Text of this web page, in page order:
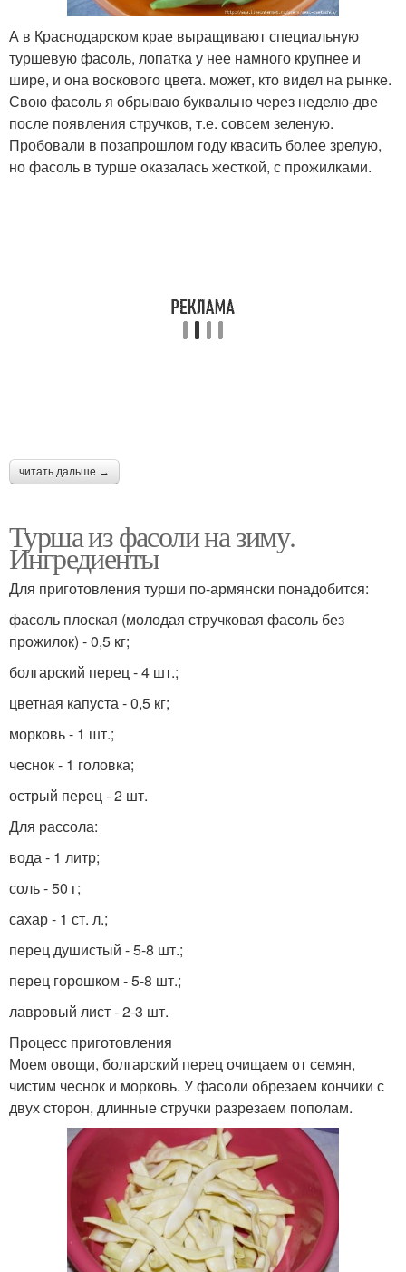
А в Краснодарском крае выращивают специальную
туршевую фасоль, лопатка у нее намного крупнее и
шире, и она воскового цвета. может, кто видел на рынке.
Свою фасоль я обрываю буквально через неделю-две
после появления стручков, т.е. совсем зеленую.
Пробовали в позапрошлом году квасить более зрелую,
но фасоль в турше оказалась жесткой, с прожилками.
читать дальше →
Турша из фасоли на зиму.
Ингредиенты
Для приготовления турши по-армянски понадобится:
фасоль плоская (молодая стручковая фасоль без
прожилок) - 0,5 кг;
болгарский перец - 4 шт.;
цветная капуста - 0,5 кг;
морковь - 1 шт.;
чеснок - 1 головка;
острый перец - 2 шт.
Для рассола:
вода - 1 литр;
соль - 50 г;
сахар - 1 ст. л.;
перец душистый - 5-8 шт.;
перец горошком - 5-8 шт.;
лавровый лист - 2-3 шт.
Процесс приготовления
Моем овощи, болгарский перец очищаем от семян,
чистим чеснок и морковь. У фасоли обрезаем кончики с
двух сторон, длинные стручки разрезаем пополам.